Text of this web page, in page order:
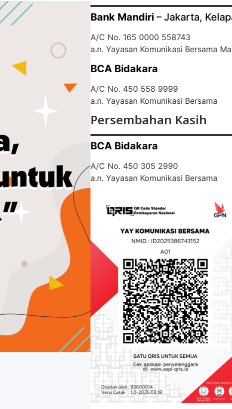
Bank Mandiri – Jakarta,
A/C No. 165 0000 558743
a.n. Yayasan Komunikasi Bersama
BCA Bidakara
A/C No. 450 558 9999
a.n. Yayasan Komunikasi Bersama
Persembahan Kasih
BCA Bidakara
A/C No. 450 305 2990
a.n. Yayasan Komunikasi Bersama